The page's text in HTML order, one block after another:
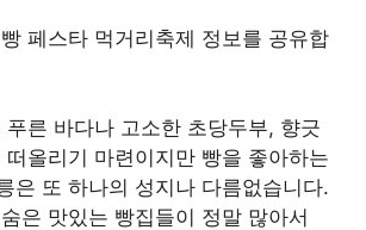
페스타 먹거리축제 정보를 공유합
푸른 바다나 고소한 초당두부, 향긋
떠올리기 마련이지만 빵을 좋아하는
은 또 하나의 성지나 다름없습니다.
은 맛있는 빵집들이 정말 많아서